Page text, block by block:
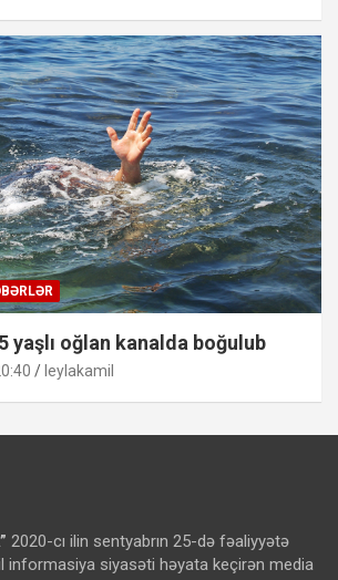
yaşlı oğlan kanalda boğulub
leylakamil
2020-cı ilin sentyabrın 25-də fəaliyyətə
informasiya siyasəti həyata keçirən media